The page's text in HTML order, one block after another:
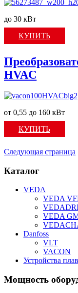
до 30 кВт
КУПИТЬ
HVAC
от 0,55 до 160 кВт
КУПИТЬ
Следующая страница
Каталог
VEDA
VEDA
VEDA
Danfoss
VLT
VACON
Устройства
Мощность